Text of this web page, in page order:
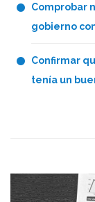
Comprobar
gobierno
Confirmar
tenía un